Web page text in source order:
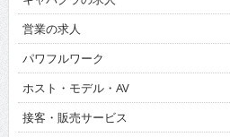
営業の求人
パワフルワーク
ホスト・モデル・AV
接客・販売サービス
クリエイティブ